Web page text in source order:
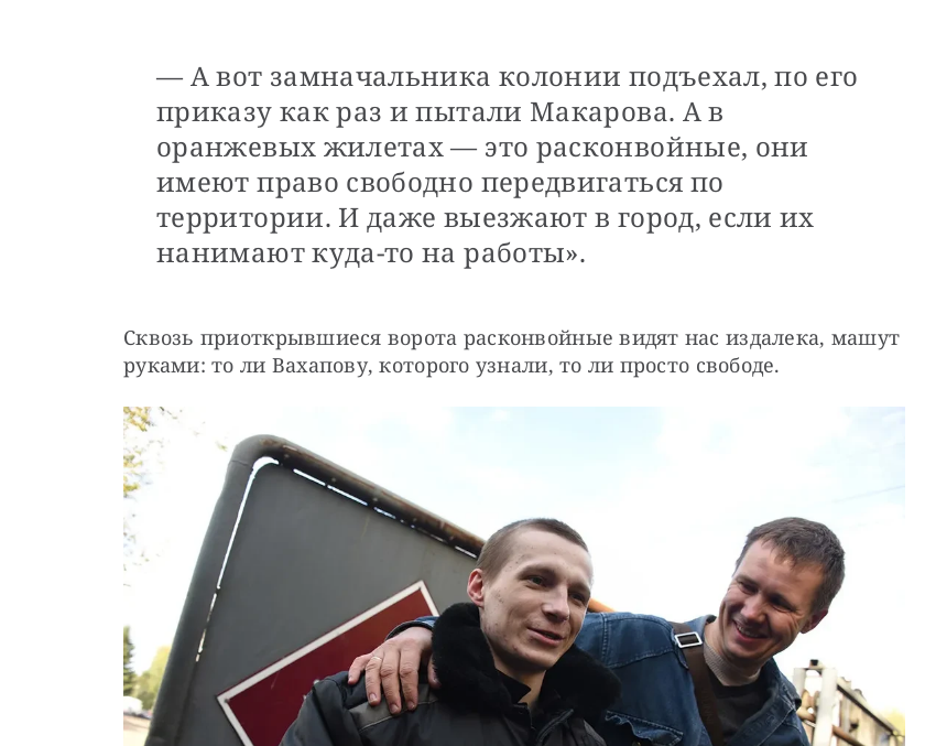
— А вот замначальника колонии подъехал, по его
приказу как раз и пытали Макарова. А в
оранжевых жилетах — это расконвойные, они
имеют право свободно передвигаться по
территории. И даже выезжают в город, если их
нанимают куда-то на работы».
Сквозь приоткрывшиеся ворота расконвойные видят нас издалека, машут
руками: то ли Вахапову, которого узнали, то ли просто свободе.